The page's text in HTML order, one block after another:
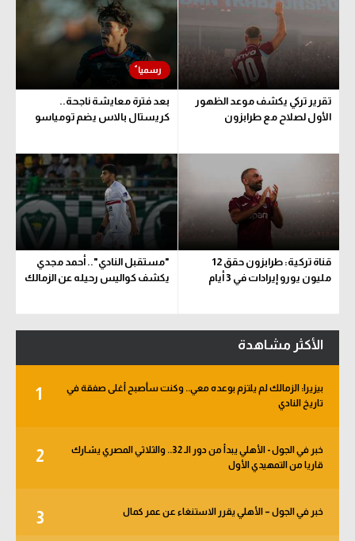
تقرير تركي يكشف موعد الظهور
الأول لصلاح مع طرابزون
بعد فترة معايشة ناجحة..
كريستال بالاس يضم تومياسو
قناة تركية: طرابزون حقق 12
مليون يورو إيرادات في 3 أيام
"مستقبل النادي".. أحمد مجدي
يكشف كواليس رحيله عن الزمالك
الأكثر مشاهدة
1
بيزيرا: الزمالك لم يلتزم بوعده معي.. وكنت سأصبح أغلى صفقة في
تاريخ النادي
2
خبر في الجول - الأهلي يبدأ من دور الـ 32.. والثلاثي المصري يشارك
قاريا من التمهيدي الأول
3 خبر في الجول – الأهلي يقرر الاستنغاء عن عمر كمال